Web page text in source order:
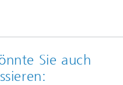
Sie auch